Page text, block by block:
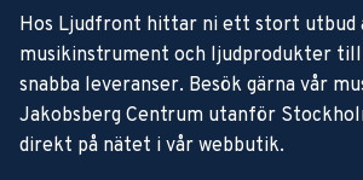
Hos Ljudfront hittar ni ett stort utbud
musikinstrument och ljudprodukter
snabba leveranser. Besök gärna vår
Jakobsberg Centrum utanför
direkt på nätet i vår webbutik.